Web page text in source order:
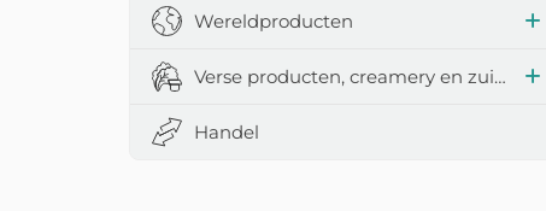
Wereldproducten
Verse producten, creamery en zuivelproducten
Handel